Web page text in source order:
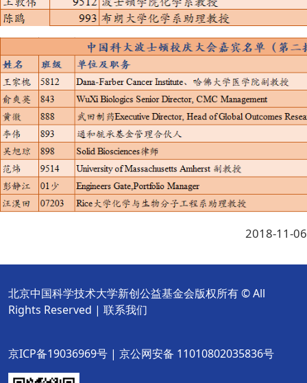
2018-11-06
北京中国科学技术大学新创公益基金会版权所有 © All
Rights Reserved | 联系我们
京ICP备19036969号 | 京公网安备 11010802035836号